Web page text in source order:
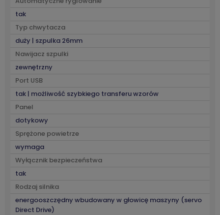
tak
Typ chwytacza
duży | szpulka 26mm
Nawijacz szpulki
zewnętrzny
Port USB
tak | możliwość szybkiego transferu wzorów
Panel
dotykowy
Sprężone powietrze
wymaga
Wyłącznik bezpieczeństwa
tak
Rodzaj silnika
energooszczędny wbudowany w głowicę maszyny (servo
Direct Drive)